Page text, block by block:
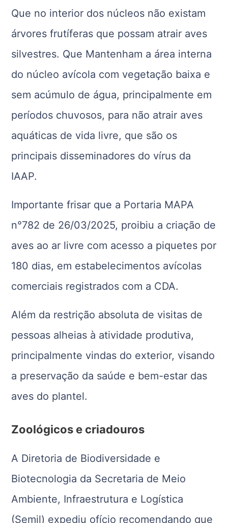
Que no interior dos núcleos não existam
árvores frutíferas que possam atrair aves
silvestres. Que Mantenham a área interna
do núcleo avícola com vegetação baixa e
sem acúmulo de água, principalmente em
períodos chuvosos, para não atrair aves
aquáticas de vida livre, que são os
principais disseminadores do vírus da
IAAP.
Importante frisar que a Portaria MAPA
n°782 de 26/03/2025, proibiu a criação de
aves ao ar livre com acesso a piquetes por
180 dias, em estabelecimentos avícolas
comerciais registrados com a CDA.
Além da restrição absoluta de visitas de
pessoas alheias à atividade produtiva,
principalmente vindas do exterior, visando
a preservação da saúde e bem-estar das
aves do plantel.
Zoológicos e criadouros
A Diretoria de Biodiversidade e
Biotecnologia da Secretaria de Meio
Ambiente, Infraestrutura e Logística
(Semil) expediu ofício recomendando que